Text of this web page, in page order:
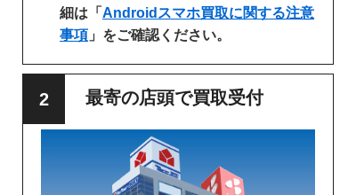
細は「 Androidスマホ買取に関する注意
事項 」をご確認ください。
最寄の店頭で買取受付